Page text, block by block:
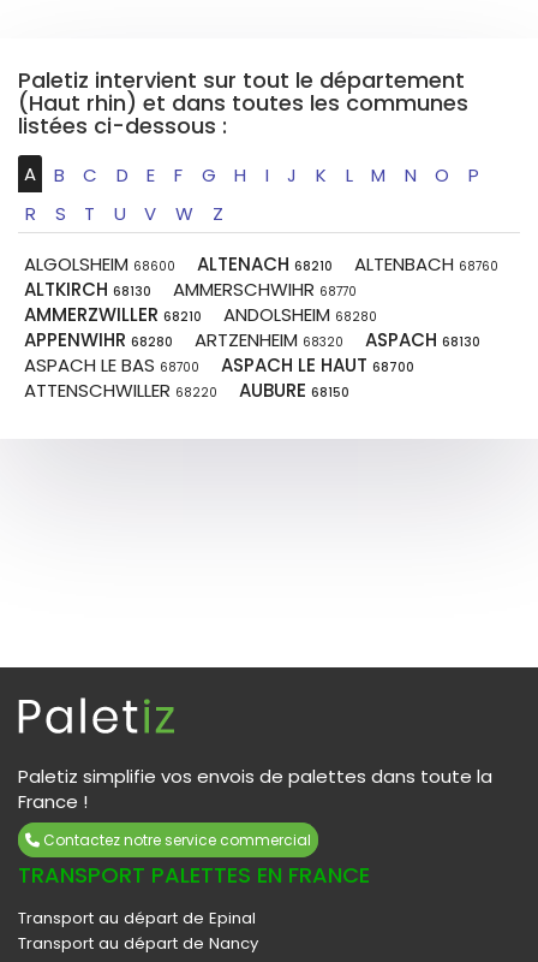
Paletiz intervient sur tout le département
(Haut rhin) et dans toutes les communes
listées ci-dessous :
A B C D E F G H I J K L M N O
P
R
S T U V W
Z
ALGOLSHEIM 68600 ALTENACH 68210 ALTENBACH 68760
ALTKIRCH 68130 AMMERSCHWIHR 68770
AMMERZWILLER 68210 ANDOLSHEIM 68280
APPENWIHR 68280 ARTZENHEIM 68320 ASPACH 68130
ASPACH LE BAS 68700 ASPACH LE HAUT 68700
ATTENSCHWILLER 68220 AUBURE 68150
Paletiz simplifie vos envois de palettes dans toute la
France !
Contactez notre service commercial
TRANSPORT PALETTES EN FRANCE
Transport au départ de Epinal
Transport au départ de Nancy